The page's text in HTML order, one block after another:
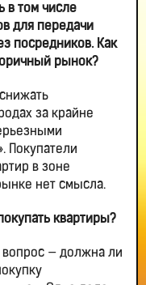
в том числе
для передачи
посредников. Как
рынок?
за крайне
Покупатели
в зоне
нет смысла.
квартиры?
— должна ли